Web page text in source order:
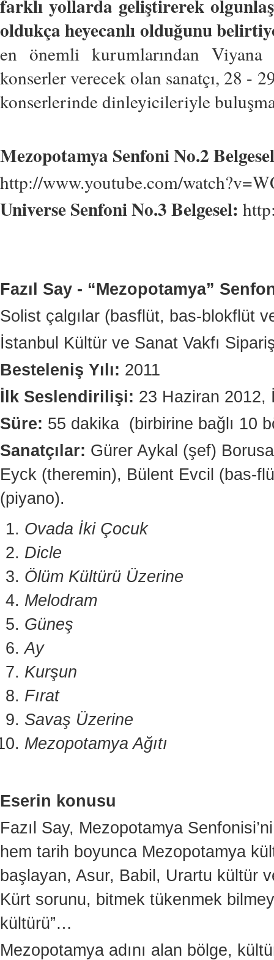
farklı yollarda geliştirerek
oldukça heyecanlı olduğunu
en önemli kurumlarından Viyana
konserler verecek olan sanatçı, 28 -
konserlerinde dinleyicileriyle
Mezopotamya Senfoni No.2
http://www.youtube.com/
Universe Senfoni No.3 Belgesel:
Fazıl Say - “Mezopotamya”
Solist çalgılar (basflüt, bas-blokflüt
İstanbul Kültür ve Sanat Vakfı
Besteleniş Yılı: 2011
İlk Seslendirilişi: 23 Haziran 2012,
Süre: 55 dakika (birbirine bağlı 10
Sanatçılar: Gürer Aykal (şef)
Eyck (theremin), Bülent Evcil (bas-
(piyano).
Ovada İki Çocuk
Dicle
Ölüm Kültürü Üzerine
Melodram
Güneş
Ay
Kurşun
Fırat
Savaş Üzerine
Mezopotamya Ağıtı
Eserin konusu
Fazıl Say, Mezopotamya
hem tarih boyunca Mezopotamya
başlayan, Asur, Babil, Urartu kültür
Kürt sorunu, bitmek tükenmek
kültürü”…
Mezopotamya adını alan bölge,